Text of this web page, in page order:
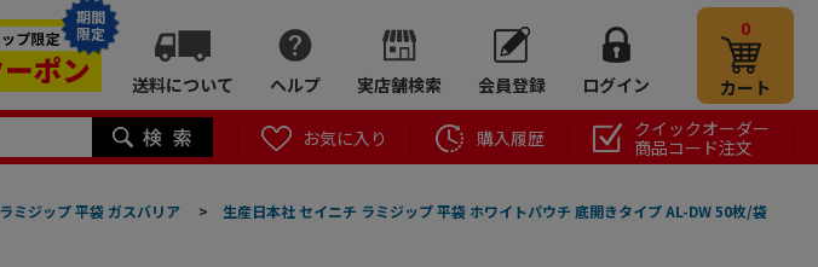
期間
限定
送料について ヘルプ 実店舗検索 会員登録 ログイン
0
カート
お気に入り 購入履歴
クイックオーダー
商品コード注文
ラミジップ 平袋 ガスバリア > 生産日本社 セイニチ ラミジップ 平袋 ホワイトパウチ 底開きタイプ AL-DW 50枚/袋